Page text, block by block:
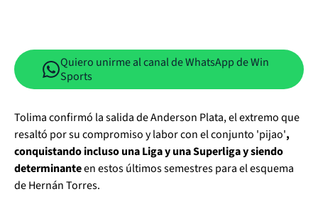
Quiero unirme al canal de WhatsApp de Win
Sports
Tolima confirmó la salida de Anderson Plata, el extremo que
resaltó por su compromiso y labor con el conjunto 'pijao',
conquistando incluso una Liga y una Superliga y siendo
determinanteen estos últimos semestres para el esquema
de Hernán Torres.